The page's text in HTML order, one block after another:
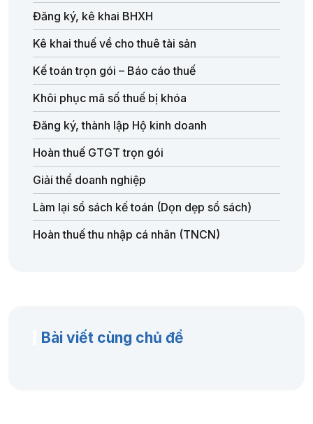
Đăng ký, kê khai BHXH
Kê khai thuế về cho thuê tài sản
Kế toán trọn gói – Báo cáo thuế
Khôi phục mã số thuế bị khóa
Đăng ký, thành lập Hộ kinh doanh
Hoàn thuế GTGT trọn gói
Giải thể doanh nghiệp
Làm lại sổ sách kế toán (Dọn dẹp sổ sách)
Hoàn thuế thu nhập cá nhân (TNCN)
Bài viết cùng chủ đề